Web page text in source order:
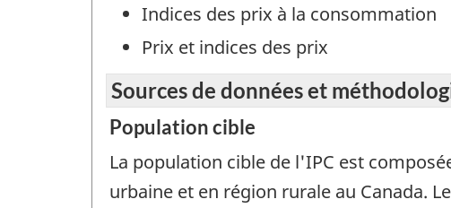
Indices des prix à la consommation
Prix et indices des prix
Sources de données et
Population cible
La population cible de l'IPC est
urbaine et en région rurale au Canada.